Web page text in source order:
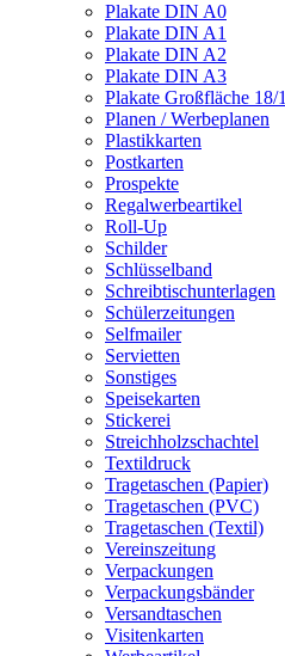
Plakate DIN A0
Plakate DIN A1
Plakate DIN A2
Plakate DIN A3
Plakate Großfläche 18/1
Planen / Werbeplanen
Plastikkarten
Postkarten
Prospekte
Regalwerbeartikel
Roll-Up
Schilder
Schlüsselband
Schreibtischunterlagen
Schülerzeitungen
Selfmailer
Servietten
Sonstiges
Speisekarten
Stickerei
Streichholzschachtel
Textildruck
Tragetaschen (Papier)
Tragetaschen (PVC)
Tragetaschen (Textil)
Vereinszeitung
Verpackungen
Verpackungsbänder
Versandtaschen
Visitenkarten